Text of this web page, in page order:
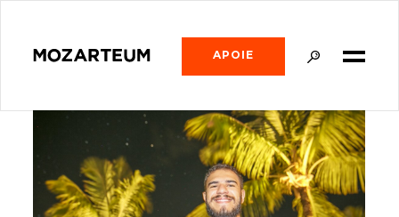
APOIE